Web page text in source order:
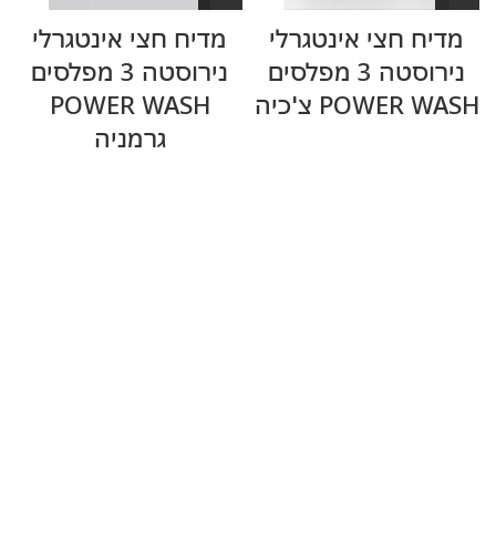
מדיח חצי אינטגרלי
נירוסטה 3 מפלסים
POWER WASH צ'כיה
מדיח חצי אינטגרלי
נירוסטה 3 מפלסים
POWER WASH
גרמניה